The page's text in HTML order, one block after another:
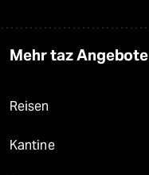
Mehr taz Angebote
Reisen
Kantine